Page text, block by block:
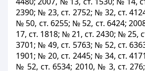
2390; № 23, ст. 2752; № 32, ст.
№ 50, ст. 6255; № 52, ст. 6424;
17, ст. 1818; № 21, ст. 2430; № 25,
3701; № 49, ст. 5763; № 52, ст.
1901; № 20, ст. 2445; № 34, ст.
№ 52, ст. 6534; 2010, № 3, ст.